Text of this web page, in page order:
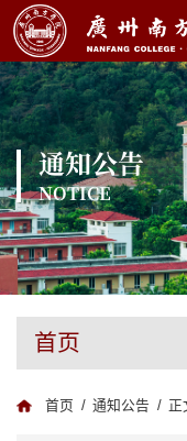
通知公告
NOTICE
首页
首页 / 通知公告 / 正